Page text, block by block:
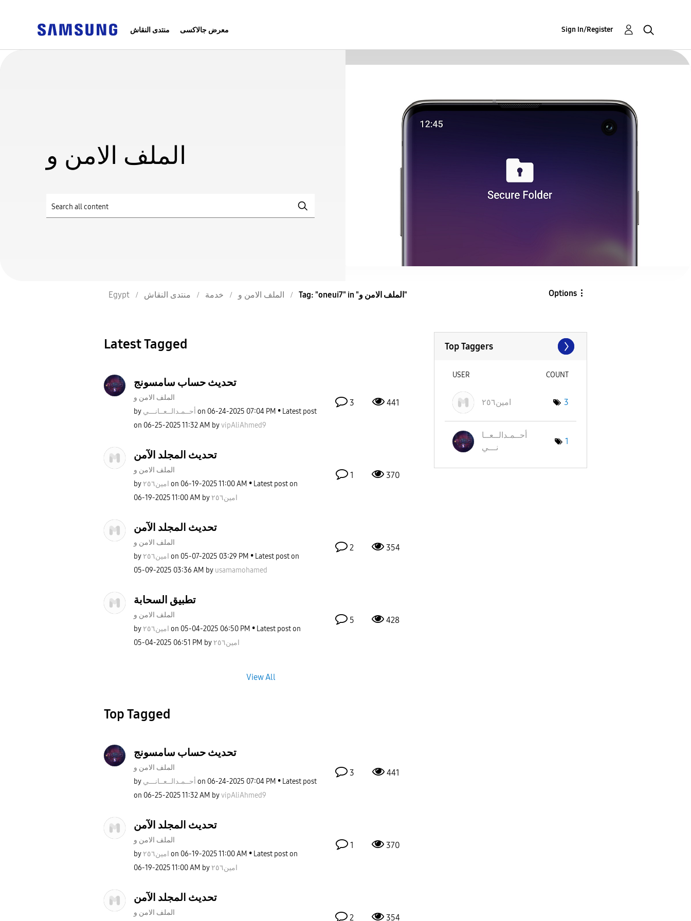
منتدى النقاش معرض جالاكسى Sign In/Register
الملف الامن و
Egypt منتدى النقاش خدمة الملف الامن و Tag: "oneui7" in "الملف الامن و" Options
Latest Tagged
تحديث حساب سامسونج
الملف الامن و
by
أحــمـدالــعــانـــي on ‎06-24-2025 07:04 PM
Latest post
on ‎06-25-202511:32 AM byvipAliAhmed9
3 441
تحديث المجلد الآمن
الملف الامن و
by
امين٢٥٦ on ‎06-19-202511:00 AM
Latest post on
‎06-19-202511:00 AM by امين٢٥٦
1 370
تحديث المجلد الآمن
الملف الامن و
by
امين٢٥٦ on ‎05-07-2025 03:29 PM
Latest post on
‎05-09-2025 03:36 AM by usamamohamed
2 354
تطبيق السحابة
الملف الامن و
by
امين٢٥٦ on ‎05-04-2025 06:50 PM
Latest post on
‎05-04-2025 06:51 PM by امين٢٥٦
5 428
View All
Top Tagged
تحديث حساب سامسونج
الملف الامن و
by
أحــمـدالــعــانـــي on ‎06-24-2025 07:04 PM
Latest post
on ‎06-25-202511:32 AM byvipAliAhmed9
3 441
تحديث المجلد الآمن
الملف الامن و
by
امين٢٥٦ on ‎06-19-202511:00 AM
Latest post on
‎06-19-202511:00 AM by امين٢٥٦
1 370
تحديث المجلد الآمن
الملف الامن و
2 354
Top Taggers
USER COUNT
امين٢٥٦ 3
أحــمـدالــعــا
نـــي
1